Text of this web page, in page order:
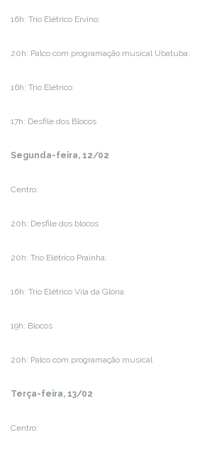
16h: Trio Elétrico Ervino:
20h: Palco com programação musical Ubatuba:
16h: Trio Elétrico
17h: Desfile dos Blocos
Segunda-feira, 12/02
Centro:
20h: Desfile dos blocos
20h: Trio Elétrico Prainha:
16h: Trio Elétrico Vila da Glória:
19h: Blocos
20h: Palco com programação musical
Terça-feira, 13/02
Centro: